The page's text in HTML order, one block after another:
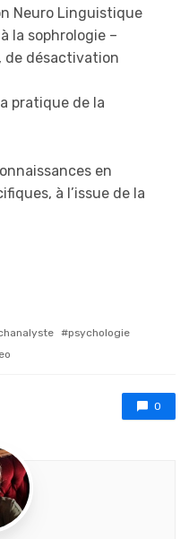
Neuro Linguistique
la sophrologie –
de désactivation
pratique de la
en
à l’issue de la
psychologie
0